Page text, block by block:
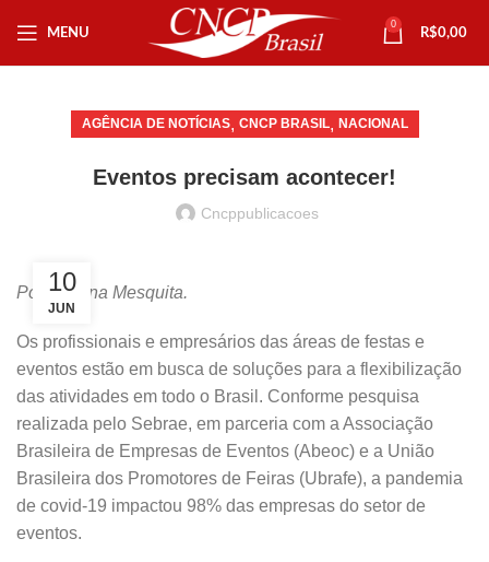
MENU
0
R$0,00
AGÊNCIA DE NOTÍCIAS, CNCP BRASIL, NACIONAL
Eventos precisam acontecer!
Cncppublicacoes
10
JUN
Por Cristina Mesquita.
Os profissionais e empresários das áreas de festas e
eventos estão em busca de soluções para a flexibilização
das atividades em todo o Brasil. Conforme pesquisa
realizada pelo Sebrae, em parceria com a Associação
Brasileira de Empresas de Eventos (Abeoc) e a União
Brasileira dos Promotores de Feiras (Ubrafe), a pandemia
de covid-19 impactou 98% das empresas do setor de
eventos.